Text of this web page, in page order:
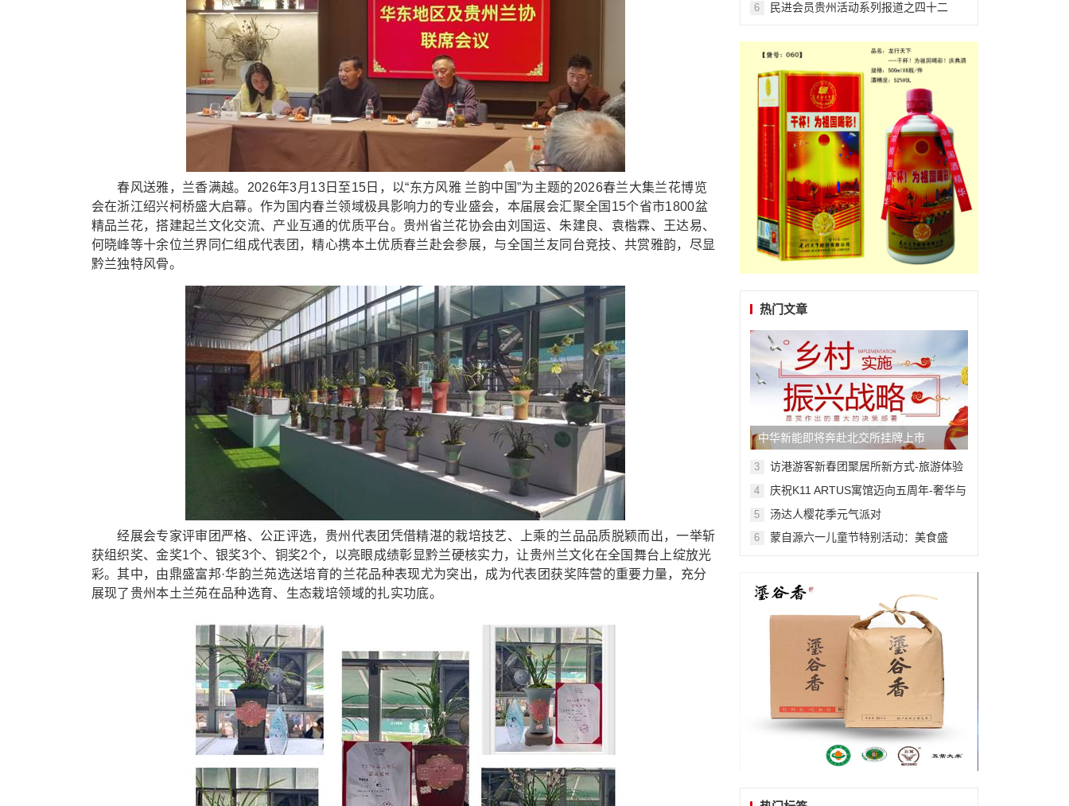
春风送雅，兰香满越。2026年3月13日至15日，以“东方风雅 兰韵中国”为主题的2026春兰大集兰花博览
会在浙江绍兴柯桥盛大启幕。作为国内春兰领域极具影响力的专业盛会，本届展会汇聚全国15个省市1800盆
精品兰花，搭建起兰文化交流、产业互通的优质平台。贵州省兰花协会由刘国运、朱建良、袁楷霖、王达易、
何晓峰等十余位兰界同仁组成代表团，精心携本土优质春兰赴会参展，与全国兰友同台竞技、共赏雅韵，尽显
黔兰独特风骨。
经展会专家评审团严格、公正评选，贵州代表团凭借精湛的栽培技艺、上乘的兰品品质脱颖而出，一举斩
获组织奖、金奖1个、银奖3个、铜奖2个，以亮眼成绩彰显黔兰硬核实力，让贵州兰文化在全国舞台上绽放光
彩。其中，由鼎盛富邦·华韵兰苑选送培育的兰花品种表现尤为突出，成为代表团获奖阵营的重要力量，充分
展现了贵州本土兰苑在品种选育、生态栽培领域的扎实功底。
6 民进会员贵州活动系列报道之四十二
热门文章
中华新能即将奔赴北交所挂牌上市
3
访港游客新春团聚居所新方式-旅游体验
4
庆祝K11 ARTUS寓馆迈向五周年-奢华与
5 汤达人樱花季元气派对
6
蒙自源六一儿童节特别活动：美食盛